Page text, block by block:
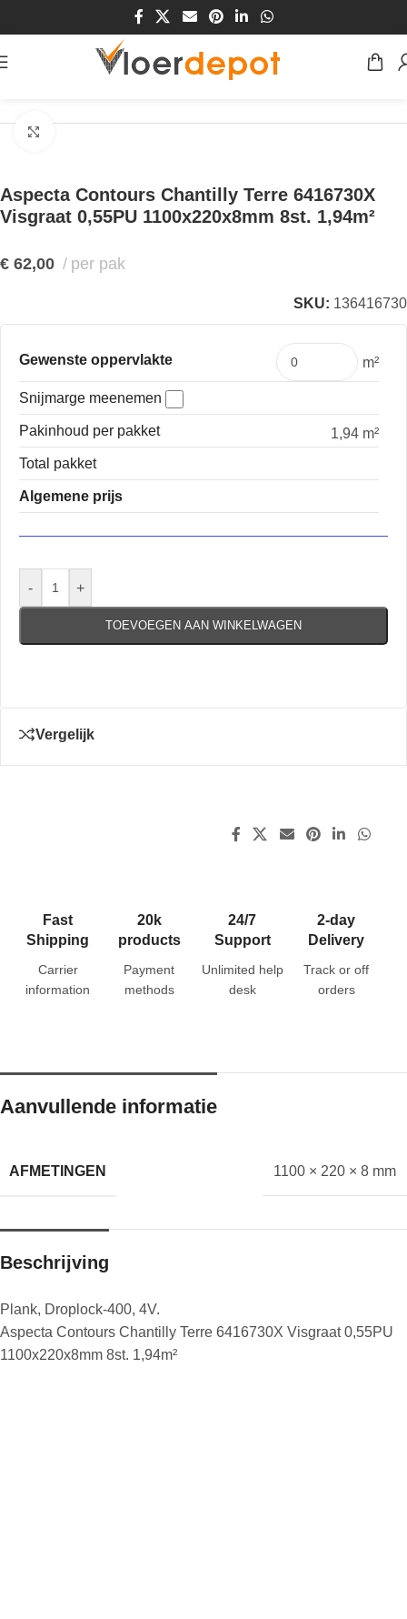
Aspecta Contours Chantilly Terre 6416730X
Visgraat 0,55PU 1100x220x8mm 8st. 1,94m²
€ 62,00 per pak
SKU: 136416730
Gewenste oppervlakte m²
Snijmarge meenemen
Pakinhoud per pakket
1,94 m²
Total pakket
Algemene prijs
- +
TOEVOEGEN AAN WINKELWAGEN
Vergelijk
Fast
Shipping
Carrier
information
20k
products
Payment
methods
24/7
Support
Unlimited help
desk
2-day
Delivery
Track or off
orders
Aanvullende informatie
AFMETINGEN 1100 × 220 × 8 mm
Beschrijving
Plank, Droplock-400, 4V.
Aspecta Contours Chantilly Terre 6416730X Visgraat 0,55PU
1100x220x8mm 8st. 1,94m²